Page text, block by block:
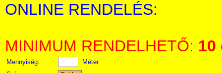
ONLINE RENDELÉS:
MINIMUM RENDELHETŐ: 10
Mennyiség:
Méter